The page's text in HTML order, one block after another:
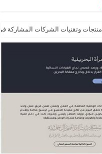
وتقنيات الشركات المشاركة في